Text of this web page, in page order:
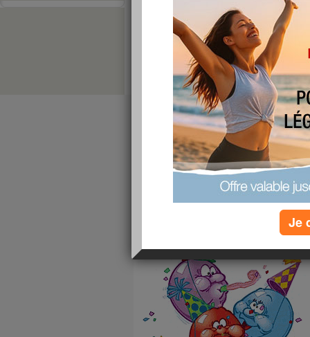
Première année de la vie d'Eliott (2009-2010)
vidéos d'animaux
Je